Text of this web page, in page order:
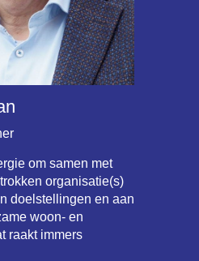
om samen met
organisatie(s)
doelstellingen en aan
woon- en
raakt immers